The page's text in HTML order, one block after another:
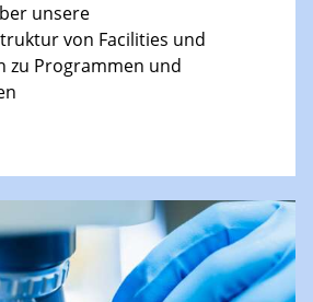
unsere
von Facilities und
zu Programmen und